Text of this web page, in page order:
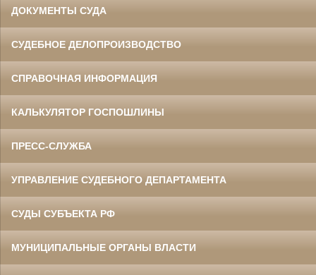
ДОКУМЕНТЫ СУДА
СУДЕБНОЕ ДЕЛОПРОИЗВОДСТВО
СПРАВОЧНАЯ ИНФОРМАЦИЯ
КАЛЬКУЛЯТОР ГОСПОШЛИНЫ
ПРЕСС-СЛУЖБА
УПРАВЛЕНИЕ СУДЕБНОГО ДЕПАРТАМЕНТА
СУДЫ СУБЪЕКТА РФ
МУНИЦИПАЛЬНЫЕ ОРГАНЫ ВЛАСТИ